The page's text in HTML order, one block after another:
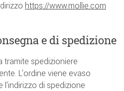
https://www.mollie.com
e di spedizione
tramite spedizioniere
L'ordine viene evaso
di spedizione